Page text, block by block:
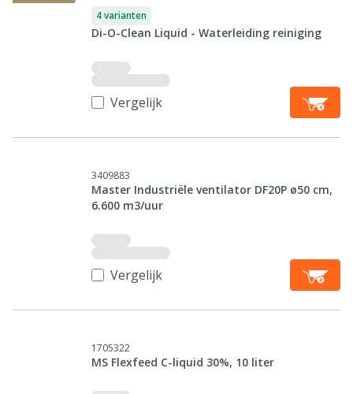
4 varianten
Di-O-Clean Liquid - Waterleiding reiniging
Vergelijk
3409883
Master Industriële ventilator DF20P ø50 cm,
6.600 m3/uur
Vergelijk
1705322
MS Flexfeed C-liquid 30%, 10 liter